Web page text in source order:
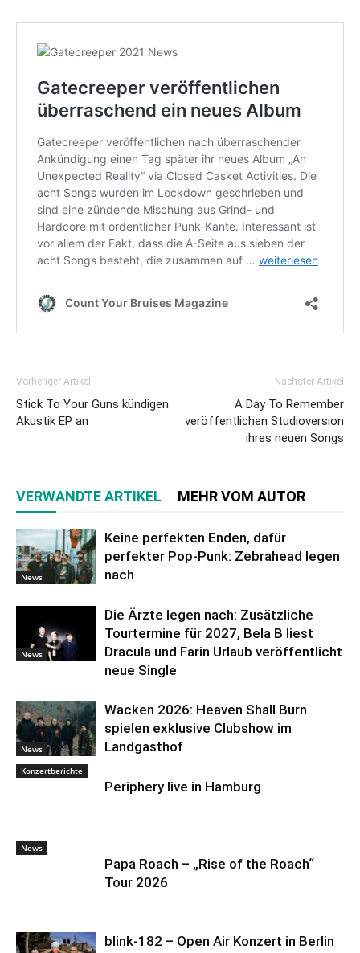
Vorheriger Artikel
Stick To Your Guns kündigen
Akustik EP an
Nächster Artikel
A Day To Remember
veröffentlichen Studioversion
ihres neuen Songs
VERWANDTE ARTIKEL MEHR VOM AUTOR
News
Keine perfekten Enden, dafür
perfekter Pop-Punk: Zebrahead legen
nach
News
Die Ärzte legen nach: Zusätzliche
Tourtermine für 2027, Bela B liest
Dracula und Farin Urlaub veröffentlicht
neue Single
News
Wacken 2026: Heaven Shall Burn
spielen exklusive Clubshow im
Landgasthof
Konzertberichte
Periphery live in Hamburg
News
Papa Roach – „Rise of the Roach“
Tour 2026
blink-182 – Open Air Konzert in Berlin